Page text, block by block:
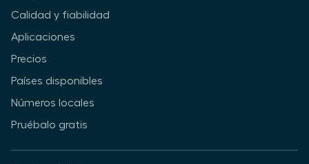
Calidad y fiabilidad
Aplicaciones
Precios
Países disponibles
Números locales
Pruébalo gratis